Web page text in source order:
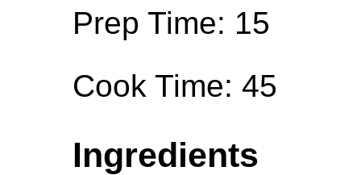
Prep Time: 15
Cook Time: 45
Ingredients